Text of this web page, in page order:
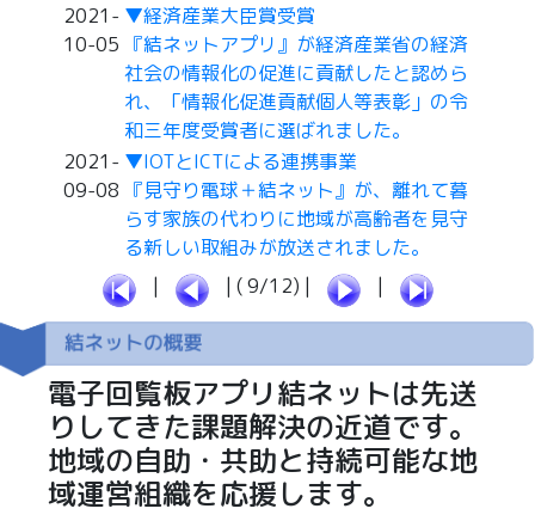
2021-
10-05
▼経済産業大臣賞受賞
『結ネットアプリ』が経済産業省の経済
社会の情報化の促進に貢献したと認めら
れ、「情報化促進貢献個人等表彰」の令
和三年度受賞者に選ばれました。
2021-
09-08
▼IOTとICTによる連携事業
『見守り電球＋結ネット』が、離れて暮
らす家族の代わりに地域が高齢者を見守
る新しい取組みが放送されました。
|
| ( 9/12) | |
電子回覧板アプリ結ネットは先送
りしてきた課題解決の近道です。
地域の自助・共助と持続可能な地
域運営組織を応援します。